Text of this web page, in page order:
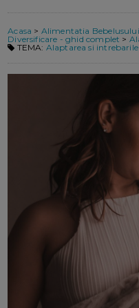
Acasa > Alimentatia
Diversificare - ghid complet >
TEMA: Alaptarea si intrebarile